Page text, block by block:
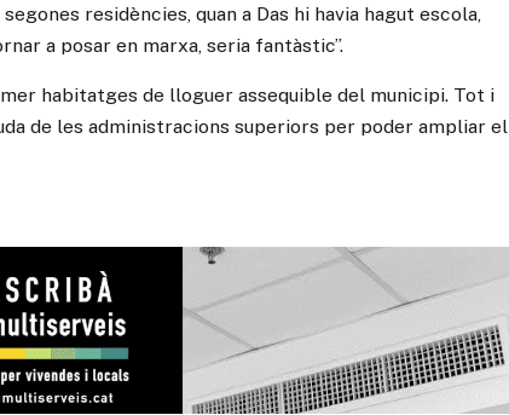
residències, quan a Das hi havia hagut escola,
a posar en marxa, seria fantàstic”.
habitatges de lloguer assequible del municipi. Tot i
de les administracions superiors per poder ampliar el